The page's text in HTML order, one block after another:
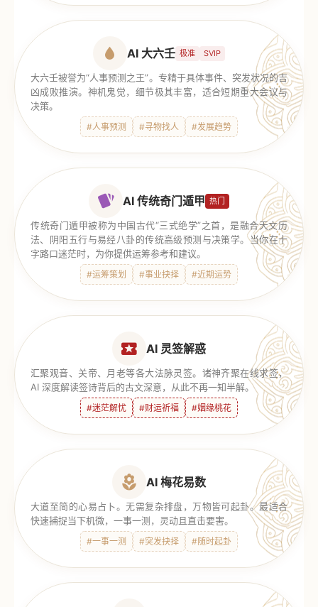
AI 大六壬 极准 SVIP
大六壬被誉为“人事预测之王”。专精于具体事件、突发状况的吉
凶成败推演。神机鬼觉，细节极其丰富，适合短期重大会议与
决策。
#人事预测 #寻物找人 #发展趋势
AI 传统奇门遁甲 热门
传统奇门遁甲被称为中国古代“三式绝学”之首，是融合天文历
法、阴阳五行与易经八卦的传统高级预测与决策学。当你在十
字路口迷茫时，为你提供运筹参考和建议。
#运筹策划 #事业抉择 #近期运势
AI 灵签解惑
汇聚观音、关帝、月老等各大法脉灵签。诸神齐聚在线求签，
AI 深度解读签诗背后的古文深意，从此不再一知半解。
#迷茫解忧 #财运祈福 #姻缘桃花
AI 梅花易数
大道至简的心易占卜。无需复杂排盘，万物皆可起卦。最适合
快速捕捉当下机微，一事一测，灵动且直击要害。
#一事一测 #突发抉择 #随时起卦